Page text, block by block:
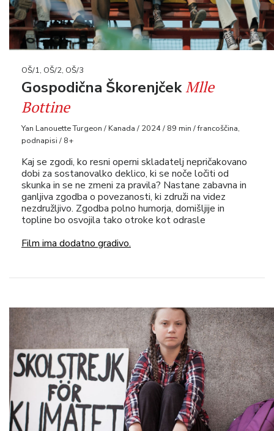
OŠ/1, OŠ/2, OŠ/3
Gospodična ŠkorenjčekMlle
Bottine
Yan Lanouette Turgeon / Kanada / 2024 / 89 min / francoščina,
podnapisi / 8+
Kaj se zgodi, ko resni operni skladatelj nepričakovano
dobi za sostanovalko deklico, ki se noče ločiti od
skunka in se ne zmeni za pravila? Nastane zabavna in
ganljiva zgodba o povezanosti, ki združi na videz
nezdružljivo. Zgodba polno humorja, domišljije in
topline bo osvojila tako otroke kot odrasle
Film ima dodatno gradivo.